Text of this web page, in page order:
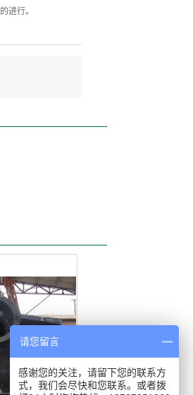
进行。
请您留言
感谢您的关注，请留下您的联系方
式，我们会尽快和您联系。或者拨